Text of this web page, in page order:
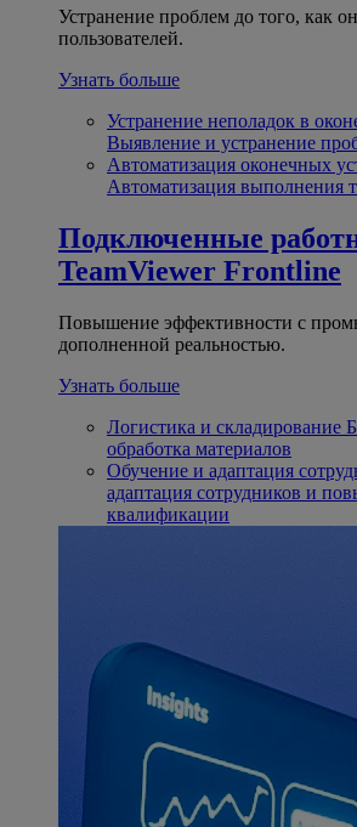
Устранение проблем до того, как
пользователей.
Узнать больше
Устранение неполадок в
Выявление и устранение
Автоматизация оконечных
Автоматизация выполнения
Подключенные
TeamViewer Frontline
Повышение эффективности с
дополненной реальностью.
Узнать больше
Логистика и складирование
обработка материалов
Обучение и адаптация
адаптация сотрудников и
квалификации